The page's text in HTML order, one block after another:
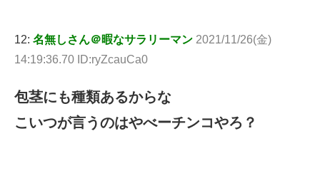
12: 名無しさん＠暇なサラリーマン 2021/11/26(金)
14:19:36.70 ID:ryZcauCa0
包茎にも種類あるからな
こいつが言うのはやべーチンコやろ？